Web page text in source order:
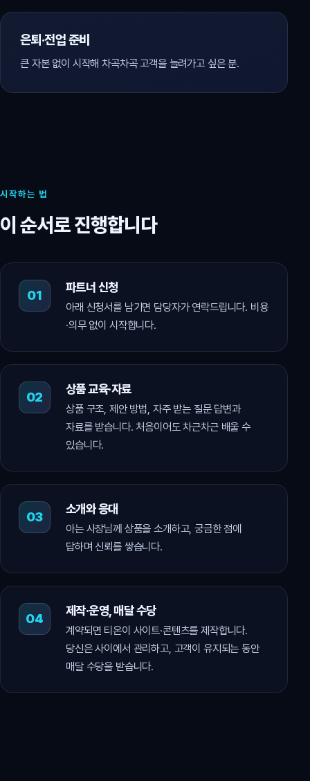
은퇴·전업 준비
큰 자본 없이 시작해 차곡차곡 고객을 늘려가고 싶은 분.
시작하는 법
이 순서로 진행합니다
파트너 신청
아래 신청서를 남기면 담당자가 연락드립니다. 비용
·의무 없이 시작합니다.
상품 교육·자료
상품 구조, 제안 방법, 자주 받는 질문 답변과
자료를 받습니다. 처음이어도 차근차근 배울 수
있습니다.
소개와 응대
아는 사장님께 상품을 소개하고, 궁금한 점에
답하며 신뢰를 쌓습니다.
제작·운영, 매달 수당
계약되면 티온이 사이트·콘텐츠를 제작합니다.
당신은 사이에서 관리하고, 고객이 유지되는 동안
매달 수당을 받습니다.